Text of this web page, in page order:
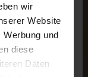
wir
Website
und
diese
Daten
zu.